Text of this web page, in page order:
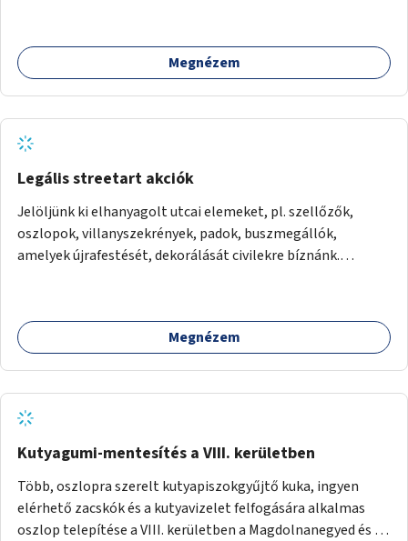
Megnézem
Legális streetart akciók
Jelöljünk ki elhanyagolt utcai elemeket, pl. szellőzők,
oszlopok, villanyszekrények, padok, buszmegállók,
amelyek újrafestését, dekorálását civilekre bíznánk.
Megnézem
Kutyagumi-mentesítés a VIII. kerületben
Több, oszlopra szerelt kutyapiszokgyűjtő kuka, ingyen
elérhető zacskók és a kutyavizelet felfogására alkalmas
oszlop telepítése a VIII. kerületben a Magdolnanegyed és a